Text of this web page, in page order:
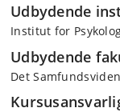
Udbydende
Institut for
Udbydende
Det